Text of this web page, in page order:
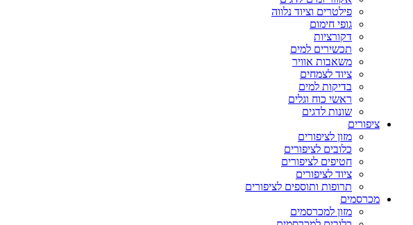
פילטרים וציוד נלווה
גופי חימום
דקורציות
תכשירים למים
משאבות אוויר
ציוד לצמחים
בדיקות למים
ראשי כוח וגלים
שונות לדגים
ציפורים
מזון לציפורים
כלובים לציפורים
חטיפים לציפורים
ציוד לציפורים
תרופות ותוספים לציפורים
מכרסמים
מזון למכרסמים